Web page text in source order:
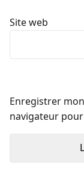
Site web
Enregistrer
navigateur